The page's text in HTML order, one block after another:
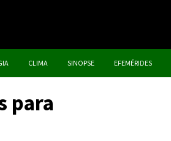
CLIMA SINOPSE EFEMÉRIDES
para